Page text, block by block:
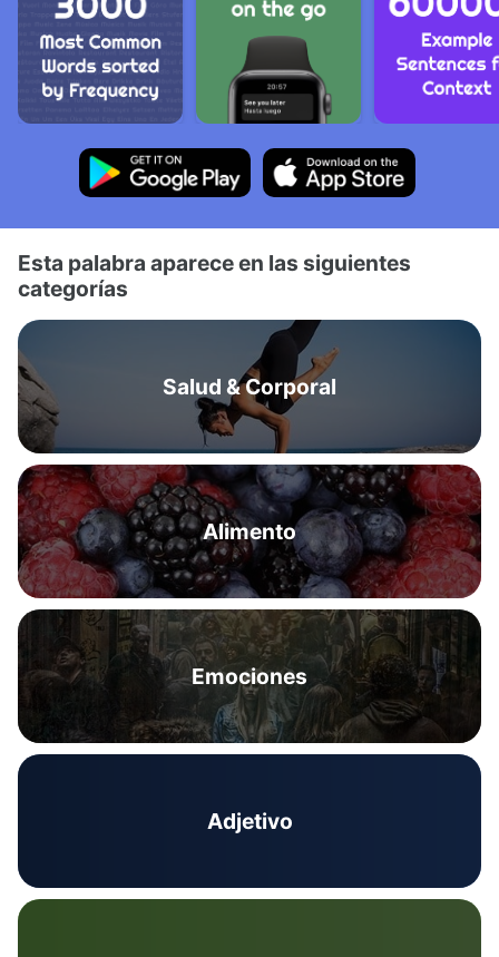
Esta palabra aparece en las siguientes
categorías
Salud & Corporal
Alimento
Emociones
Adjetivo